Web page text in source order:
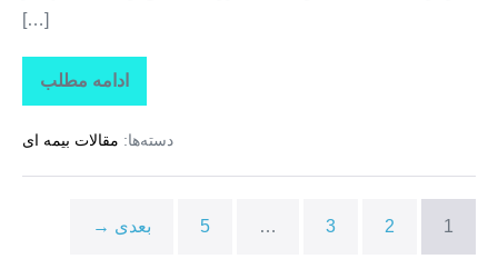
[…]
ادامه مطلب
بیمه
اقساطی
+
کوثر
دسته‌ها: مقالات بیمه ای
1
2
3
…
5 بعدی →